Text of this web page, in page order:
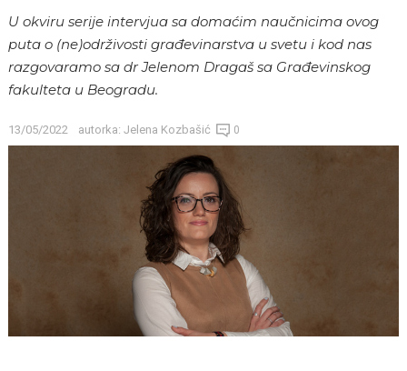
U okviru serije intervjua sa domaćim naučnicima ovog
puta o (ne)održivosti građevinarstva u svetu i kod nas
razgovaramo sa dr Jelenom Dragaš sa Građevinskog
fakulteta u Beogradu.
13/05/2022 autorka: Jelena Kozbašić 0